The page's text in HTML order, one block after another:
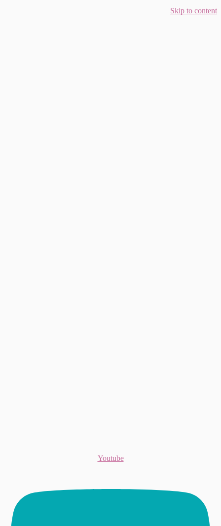
Skip to content
Youtube